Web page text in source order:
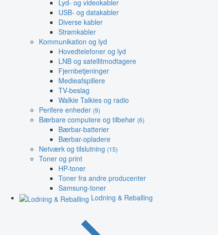
Lyd- og videokabler
USB- og datakabler
Diverse kabler
Strømkabler
Kommunikation og lyd
Hovedtelefoner og lyd
LNB og satellitmodtagere
Fjernbetjeninger
Medieafspillere
TV-beslag
Walkie Talkies og radio
Perifere enheder (9)
Bærbare computere og tilbehør (6)
Bærbar-batterier
Bærbar-opladere
Netværk og tilslutning (15)
Toner og print
HP-toner
Toner fra andre producenter
Samsung-toner
Lodning & Reballing